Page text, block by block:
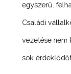
egyszerű,
Családi
vezetése nem
sok